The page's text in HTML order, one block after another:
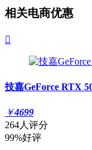
相关电商优惠

技嘉GeForce RTX
￥4699
264人评分
99%好评